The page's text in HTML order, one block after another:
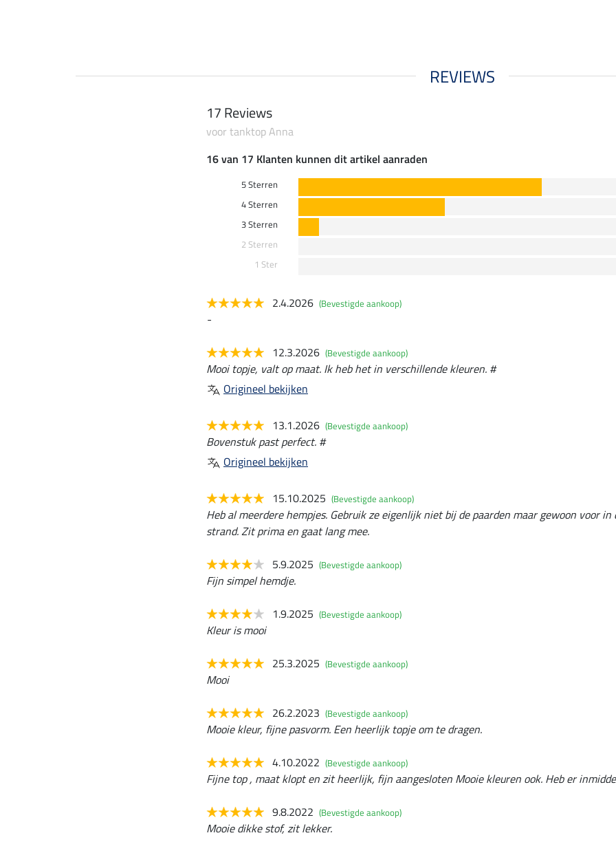
REVIEWS
17 Reviews
voor tanktop Anna
16 van 17 Klanten kunnen dit artikel aanraden
5 Sterren
4 Sterren
3 Sterren
2 Sterren
1 Ster
2.4.2026 (Bevestigde aankoop)
-
12.3.2026 (Bevestigde aankoop)
Mooi topje, valt op maat. Ik heb het in verschillende kleuren. #
Origineel bekijken
13.1.2026 (Bevestigde aankoop)
Bovenstuk past perfect. #
Origineel bekijken
15.10.2025 (Bevestigde aankoop)
Heb al meerdere hempjes. Gebruik ze eigenlijk niet bij de paarden maar gewoon voor
strand. Zit prima en gaat lang mee.
5.9.2025 (Bevestigde aankoop)
Fijn simpel hemdje.
1.9.2025 (Bevestigde aankoop)
Kleur is mooi
25.3.2025 (Bevestigde aankoop)
Mooi
26.2.2023 (Bevestigde aankoop)
Mooie kleur, fijne pasvorm. Een heerlijk topje om te dragen.
4.10.2022 (Bevestigde aankoop)
Fijne top , maat klopt en zit heerlijk, fijn aangesloten Mooie kleuren ook. Heb er
9.8.2022 (Bevestigde aankoop)
Mooie dikke stof, zit lekker.